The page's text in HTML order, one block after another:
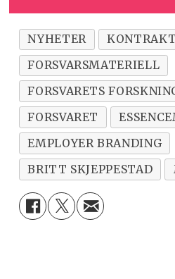
NYHETER
KONTRAKT
FORSVARSMATERIELL
FORSVARETS
FORSVARET
EMPLOYER BRANDING
BRITT SKJEPPESTAD